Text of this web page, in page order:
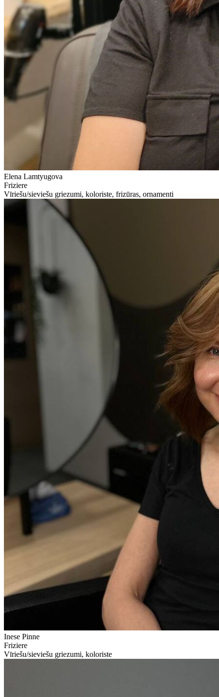
Elena Lamtyugova
Friziere
Vīriešu/sieviešu griezumi, koloriste, frizūras, ornamenti
Inese Pinne
Friziere
Vīriešu/sieviešu griezumi, koloriste